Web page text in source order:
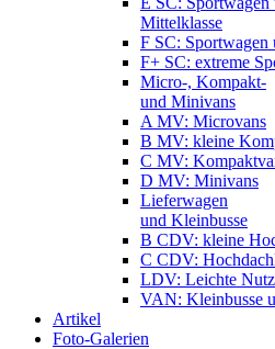
Mittelklasse
F SC: Sportwagen
F+ SC: extreme
Micro-, Kompakt-
und Minivans
A MV: Microvans
B MV: kleine
C MV:
D MV: Minivans
Lieferwagen
und Kleinbusse
B CDV: kleine
C CDV:
LDV: Leichte
VAN: Kleinbusse
Artikel
Foto-Galerien